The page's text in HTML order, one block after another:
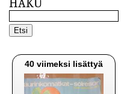
HAKU
40 viimeksi lisättyä